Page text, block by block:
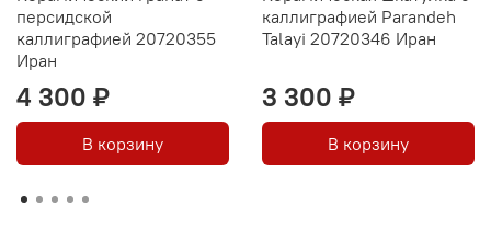
персидской
каллиграфией 20720355
Иран
4 300 ₽
В корзину
каллиграфией Parandeh
Talayi 20720346 Иран
3 300 ₽
В корзину